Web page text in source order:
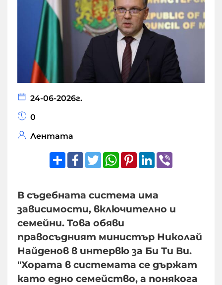
24-06-2026г.
0
Лентата
ShareFacebook
TwitterWhatsApp
Pinterest
LinkedIn
В съдебната система има
зависимости, включително и
семейни. Това обяви
правосъдният министър Николай
Найденов в интервю за Би Ти Ви.
"Хората в системата се държат
като едно семейство, а понякога